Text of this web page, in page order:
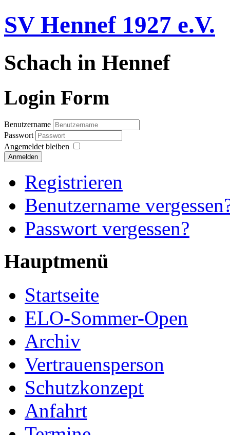
SV Hennef 1927 e.V.
Schach in Hennef
Login Form
Benutzername
Passwort
Angemeldet bleiben
Anmelden
Registrieren
Benutzername
Passwort vergessen?
Hauptmenü
Startseite
ELO-Sommer-Open
Archiv
Vertrauensperson
Schutzkonzept
Anfahrt